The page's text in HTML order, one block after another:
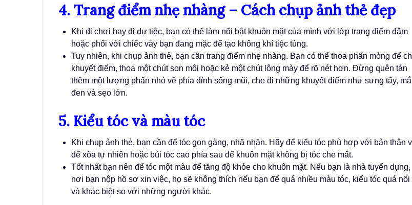
4. Trang điểm nhẹ nhàng – Cách chụp ảnh thẻ đẹp
Khi đi chơi hay đi dự tiệc, bạn có thể làm nổi bật khuôn mặt của mình với lớp trang điểm đậm
hoặc phối với chiếc váy bạn đang mặc để tạo không khí tiệc tùng.
Tuy nhiên, khi chụp ảnh thẻ, bạn cần trang điểm nhẹ nhàng. Bạn có thể thoa phấn mỏng để
khuyết điểm, thoa một chút son môi hoặc kẻ một chút lông mày để rõ nét hơn. Đừng quên tán
thêm một lượng phấn nhỏ về phía đỉnh sống mũi, che đi những khuyết điểm như sưng tấy,
đen và sẹo lớn.
5. Kiểu tóc và màu tóc
Khi chụp ảnh thẻ, bạn cần để tóc gọn gàng, nhã nhặn. Hãy để kiểu tóc phù hợp với bản thân
để xõa tự nhiên hoặc búi tóc cao phía sau để khuôn mặt không bị tóc che mất.
Tốt nhất bạn nên để tóc một màu để tăng độ khỏe cho khuôn mặt. Nếu bạn là nhà tuyển dụng,
nơi bạn nộp hồ sơ xin việc, họ sẽ không thích nếu bạn để quá nhiều màu tóc, kiểu tóc quá nổi
và khác biệt so với những người khác.